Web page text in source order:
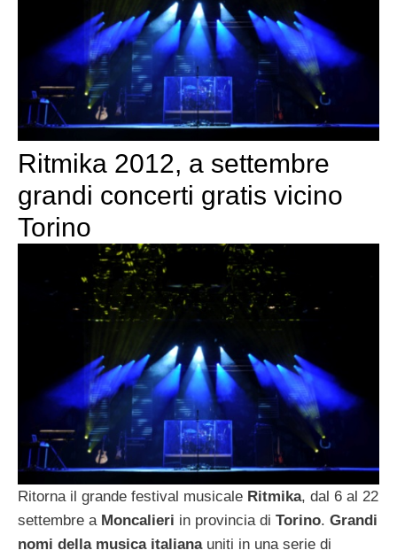
Ritmika 2012, a settembre
grandi concerti gratis vicino
Torino
Ritorna il grande festival musicale Ritmika, dal 6 al 22
settembre a Moncalieri in provincia di Torino. Grandi
nomi della musica italianauniti in una serie di